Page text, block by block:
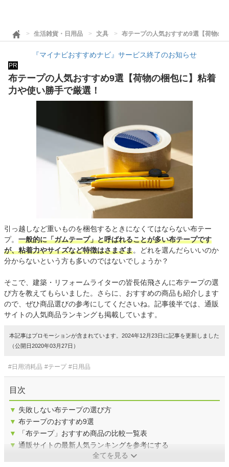
生活雑貨・日用品 文具 布テープの人気おすすめ9選【荷物の
『マイナビおすすめナビ』サービス終了のお知らせ
PR
布テープの人気おすすめ9選【荷物の梱包に】粘着
力や使い勝手で厳選！
引っ越しなど重いものを梱包するときになくてはならない布テー
プ。 一般的に「ガムテープ」と呼ばれることが多い布テープです
が、粘着力やサイズなど特徴はさまざま。どれを選んだらいいのか
分からないという方も多いのではないでしょうか？
そこで、建築・リフォームライターの皆長佑飛さんに布テープの選
び方を教えてもらいました。さらに、おすすめの商品も紹介します
ので、ぜひ商品選びの参考にしてくださいね。記事後半では、通販
サイトの人気商品ランキングも掲載しています。
本記事はプロモーションが含まれています。2024年12月23日に記事を更新しました
（公開日2020年03月27日）
#日用消耗品 #テープ #日用品
目次
▼ 失敗しない布テープの選び方
▼ 布テープのおすすめ9選
▼
「布テープ」おすすめ商品の比較一覧表
▼ 通販サイトの最新人気ランキングを参考にする
全てを見る